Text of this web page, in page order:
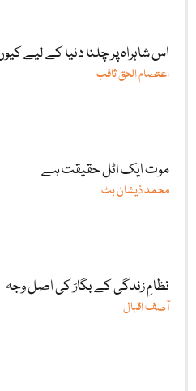
اس شاہراہ پر چلنا دنیا کے لیے
اعتصام الحق ثاقب
موت ایک اٹل حقیقت ہے
محمد ذیشان بٹ
نظامِ زندگی کے بگاڑ کی اصل وجہ
آصف اقبال